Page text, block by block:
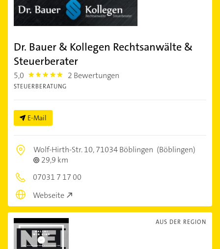
Dr. Bauer & Kollegen Rechtsanwälte &
Steuerberater
5,0 5.0 2 Bewertungen
STEUERBERATUNG
E-Mail
Wolf-Hirth-Str. 10,71034 Böblingen (Böblingen)
29,9 km
07031 7 17 00
Webseite
AUS DER REGION